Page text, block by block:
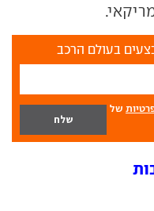
בעולם הרכב
של